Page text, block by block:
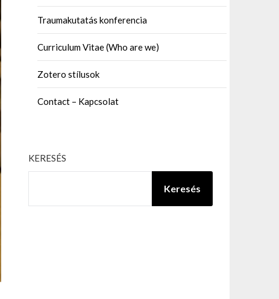
Traumakutatás konferencia
Curriculum Vitae (Who are we)
Zotero stílusok
Contact – Kapcsolat
KERESÉS
Keresés